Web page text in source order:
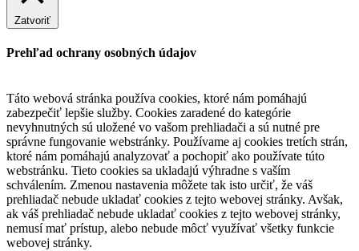
Zatvoriť
Prehľad ochrany osobných údajov
Táto webová stránka používa cookies, ktoré nám pomáhajú
zabezpečiť lepšie služby. Cookies zaradené do kategórie
nevyhnutných sú uložené vo vašom prehliadači a sú nutné pre
správne fungovanie webstránky. Používame aj cookies tretích strán,
ktoré nám pomáhajú analyzovať a pochopiť ako používate túto
webstránku. Tieto cookies sa ukladajú výhradne s vaším
schválením. Zmenou nastavenia môžete tak isto určiť, že váš
prehliadač nebude ukladať cookies z tejto webovej stránky. Avšak,
ak váš prehliadač nebude ukladať cookies z tejto webovej stránky,
nemusí mať prístup, alebo nebude môcť využívať všetky funkcie
webovej stránky.